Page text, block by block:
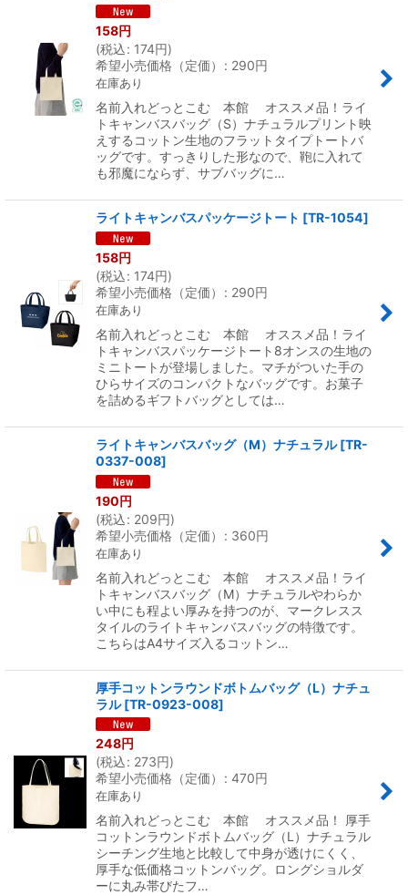
158円
(税込: 174円)
希望小売価格（定価）
: 290円
在庫あり
名前入れどっとこむ 本館 オススメ品！ライ
トキャンバスバッグ（S）ナチュラルプリント映
えするコットン生地のフラットタイプトートバ
ッグです。すっきりした形なので、鞄に入れて
も邪魔にならず、サブバッグに…
ライトキャンバスパッケージトート [TR-1054]
158円
(税込: 174円)
希望小売価格（定価）
: 290円
在庫あり
名前入れどっとこむ 本館 オススメ品！ライ
トキャンバスパッケージトート8オンスの生地の
ミニトートが登場しました。マチがついた手の
ひらサイズのコンパクトなバッグです。お菓子
を詰めるギフトバッグとしては…
ライトキャンバスバッグ（M）ナチュラル [TR-
0337-008]
190円
(税込: 209円)
希望小売価格（定価）
: 360円
在庫あり
名前入れどっとこむ 本館 オススメ品！ライ
トキャンバスバッグ（M）ナチュラルやわらか
い中にも程よい厚みを持つのが、マークレスス
タイルのライトキャンバスバッグの特徴です。
こちらはA4サイズ入るコットン…
厚手コットンラウンドボトムバッグ（L）ナチュ
ラル [TR-0923-008]
248円
(税込: 273円)
希望小売価格（定価）
: 470円
在庫あり
名前入れどっとこむ 本館 オススメ品！ 厚手
コットンラウンドボトムバッグ（L）ナチュラル
シーチング生地と比較して中身が透けにくく、
厚手な低価格コットンバッグ。ロングショルダ
ーに丸み帯びたフ…